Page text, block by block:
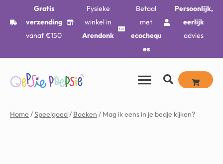
Gratis
verzending
vanaf €150
Fysieke
winkel in
Arendonk
Betaal
met
ecochequ
es
Persoonlijk,
eerlijk
advies
Home /Speelgoed/ Boeken / Mag ik eens in je bedje kijken?